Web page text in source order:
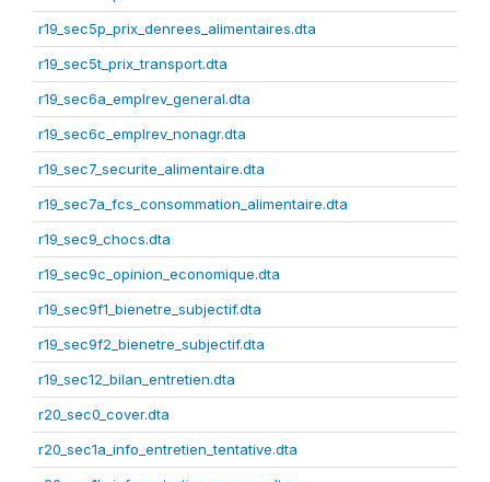
r19_sec5p_prix_denrees_alimentaires.dta
r19_sec5t_prix_transport.dta
r19_sec6a_emplrev_general.dta
r19_sec6c_emplrev_nonagr.dta
r19_sec7_securite_alimentaire.dta
r19_sec7a_fcs_consommation_alimentaire.dta
r19_sec9_chocs.dta
r19_sec9c_opinion_economique.dta
r19_sec9f1_bienetre_subjectif.dta
r19_sec9f2_bienetre_subjectif.dta
r19_sec12_bilan_entretien.dta
r20_sec0_cover.dta
r20_sec1a_info_entretien_tentative.dta